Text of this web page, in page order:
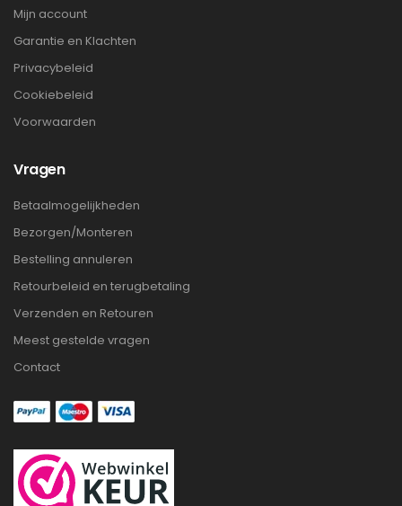
Mijn account
Garantie en Klachten
Privacybeleid
Cookiebeleid
Voorwaarden
Vragen
Betaalmogelijkheden
Bezorgen/Monteren
Bestelling annuleren
Retourbeleid en terugbetaling
Verzenden en Retouren
Meest gestelde vragen
Contact